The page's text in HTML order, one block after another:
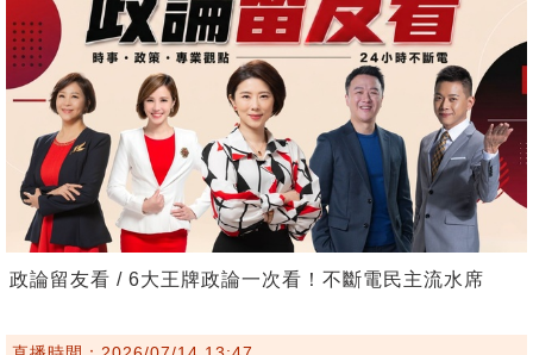
政論留友看 / 6大王牌政論一次看！不斷電民主流水席